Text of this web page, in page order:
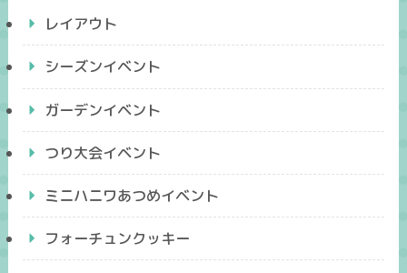
レイアウト
シーズンイベント
ガーデンイベント
つり大会イベント
ミニハニワあつめイベント
フォーチュンクッキー